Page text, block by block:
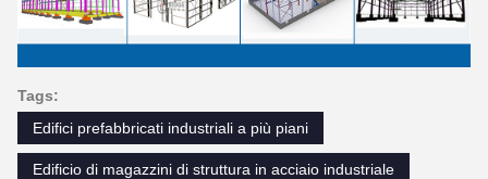
Tags:
Edifici prefabbricati industriali a più piani
Edificio di magazzini di struttura in acciaio industriale